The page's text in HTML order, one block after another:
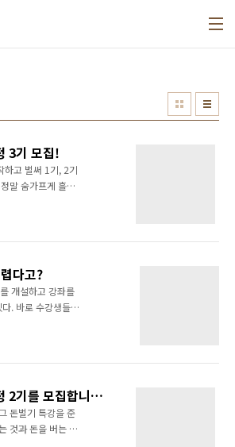
3기 모집!
하고 벌써 1기, 2기
말 숨가프게 흘러
다시 여세를 몰아
낼 수 있는 다양한
자중 한명인 저 깜
다. 저도 강의를 통
는데요, 블로그에
다 강의를 통해 돈
수 있는 일을 찾아
다고?
개설하고 강좌를
. 바로 수강생들이
렵게 생각한다는
걸 너무 남을 의식하
터넷에 글을 써서
아는 사람이 와서
수익블로거 양성과정 2기를 모집합니다!!!
돈벌기 특강을 준
것과 돈을 버는 것
로거이면서도 돈